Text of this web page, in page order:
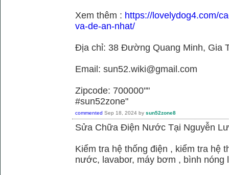
Xem thêm : https://lovelydog4.com/
va-de-an-nhat/
Địa chỉ: 38 Đường Quang Minh, Gia
Email: sun52.wiki@gmail.com
Zipcode: 700000""
#sun52zone"
commented Sep 18, 2024 by sun52zone8
Sửa Chữa Điện Nước Tại Nguyễn
Kiểm tra hệ thống điện , kiểm tra hệ
nước, lavabor, máy bơm , bình nóng